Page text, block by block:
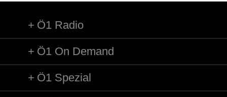
Ö1 Radio
Ö1 On Demand
Ö1 Spezial